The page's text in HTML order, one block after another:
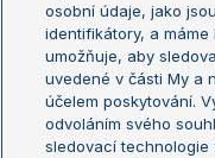
Žebříček WTA (ženy)
Sázkařský žebříček
osobní údaje, jako
identifikátory, a máme
umožňuje, aby
uvedené v části My a
účelem poskytování.
odvoláním svého
sledovací technologie